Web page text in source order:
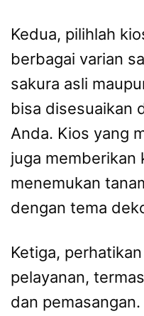
Kedua, pilihlah
berbagai varian
sakura asli
bisa disesuaikan
Anda. Kios yang
juga memberikan
menemukan
dengan tema
Ketiga,
pelayanan,
dan